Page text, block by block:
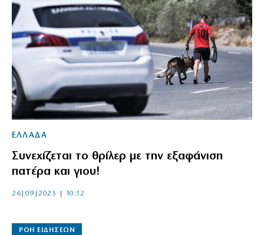
ΕΛΛΑΔΑ
Συνεχίζεται το θρίλερ με την εξαφάνιση
πατέρα και γιου!
26|09|2023 | 10:12
ΡΟΗ ΕΙΔΗΣΕΩΝ